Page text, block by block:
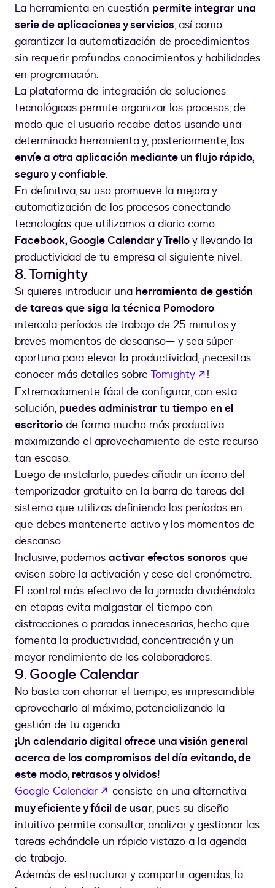
La herramienta en cuestión permite integrar una
serie de aplicaciones y servicios, así como
garantizar la automatización de procedimientos
sin requerir profundos conocimientos y habilidades
en programación.
La plataforma de integración de soluciones
tecnológicas permite organizar los procesos, de
modo que el usuario recabe datos usando una
determinada herramienta y, posteriormente, los
envíe a otra aplicación mediante un flujo rápido,
seguro y confiable.
En definitiva, su uso promueve la mejora y
automatización de los procesos conectando
tecnologías que utilizamos a diario como
Facebook, Google Calendar y Trelloy llevando la
productividad de tu empresa al siguiente nivel.
8. Tomighty
Si quieres introducir una herramienta de gestión
de tareas que siga la técnica Pomodoro —
intercala períodos de trabajo de 25 minutos y
breves momentos de descanso— y sea súper
oportuna para elevar la productividad, ¡necesitas
conocer más detalles sobreTomighty abre em
!
Extremadamente fácil de configurar, con esta
solución, puedes administrar tu tiempo en el
escritorio de forma mucho más productiva
maximizando el aprovechamiento de este recurso
tan escaso.
Luego de instalarlo, puedes añadir un ícono del
temporizador gratuito en la barra de tareas del
sistema que utilizas definiendo los períodos en
que debes mantenerte activo y los momentos de
descanso.
Inclusive, podemos activar efectos sonoros que
avisen sobre la activación y cese del cronómetro.
El control más efectivo de la jornada dividiéndola
en etapas evita malgastar el tiempo con
distracciones o paradas innecesarias, hecho que
fomenta la productividad, concentración y un
mayor rendimiento de los colaboradores.
9. Google Calendar
No basta con ahorrar el tiempo, es imprescindible
aprovecharlo al máximo, potencializando la
gestión de tu agenda.
¡Un calendario digital ofrece una visión general
acerca de los compromisos del día evitando, de
este modo, retrasos y olvidos!
Google Calendar
abre em uma nova guia
consiste en una alternativa
muy eficiente y fácil de usar, pues su diseño
intuitivo permite consultar, analizar y gestionar las
tareas echándole un rápido vistazo a la agenda
de trabajo.
Además de estructurar y compartir agendas, la